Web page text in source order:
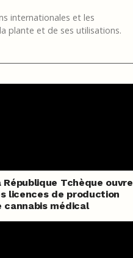
internationales et les
plante et de ses utilisations.
République Tchèque ouvre
licences de production
cannabis médical